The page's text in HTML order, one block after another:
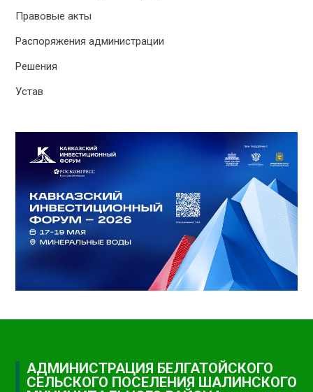
Правовые акты
Распоряжения администрации
Решения
Устав
АДМИНИСТРАЦИЯ БЕЛГАТОЙСКОГО
СЕЛЬСКОГО ПОСЕЛЕНИЯ ШАЛИНСКОГО